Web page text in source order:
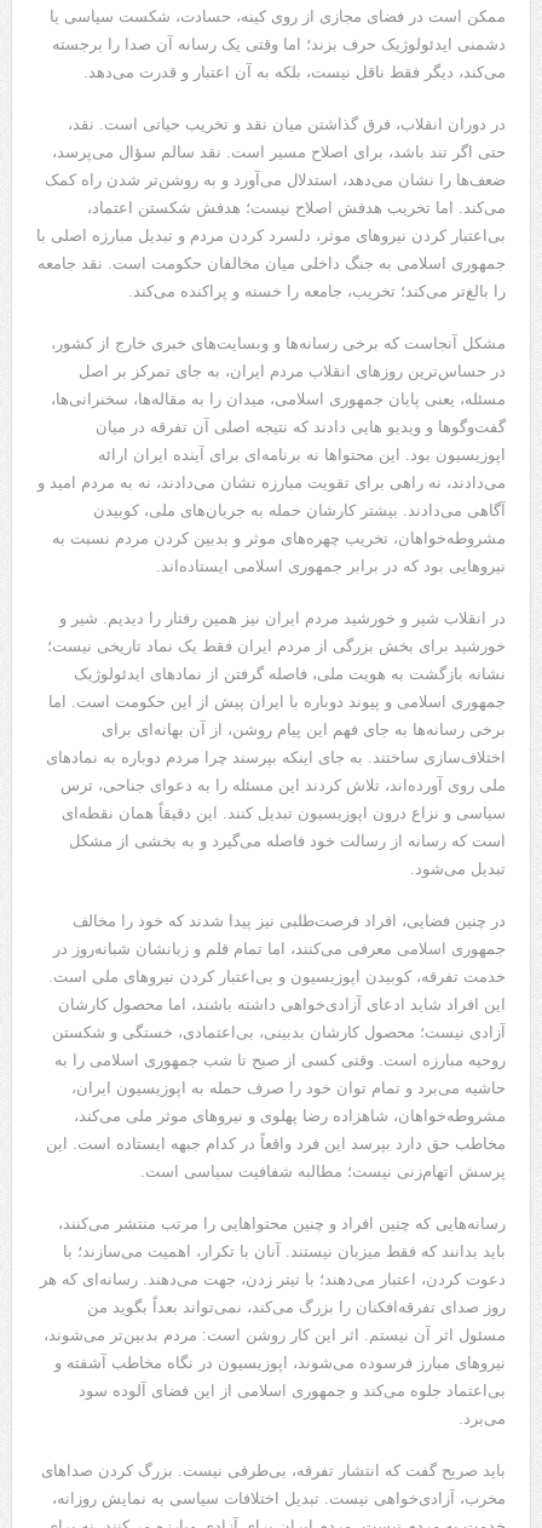
ممکن است در فضای مجازی از روی کینه، حسادت، شکست سیاسی یا
دشمنی ایدئولوژیک حرف بزند؛ اما وقتی یک رسانه آن صدا را برجسته
می‌کند، دیگر فقط ناقل نیست، بلکه به آن اعتبار و قدرت می‌دهد.
در دوران انقلاب، فرق گذاشتن میان نقد و تخریب حیاتی است. نقد،
حتی اگر تند باشد، برای اصلاح مسیر است. نقد سالم سؤال می‌پرسد،
ضعف‌ها را نشان می‌دهد، استدلال می‌آورد و به روشن‌تر شدن راه کمک
می‌کند. اما تخریب هدفش اصلاح نیست؛ هدفش شکستن اعتماد،
بی‌اعتبار کردن نیروهای موثر، دلسرد کردن مردم و تبدیل مبارزه اصلی با
جمهوری اسلامی به جنگ داخلی میان مخالفان حکومت است. نقد جامعه
را بالغ‌تر می‌کند؛ تخریب، جامعه را خسته و پراکنده می‌کند.
مشکل آنجاست که برخی رسانه‌ها و وبسایت‌های خبری خارج از کشور،
در حساس‌ترین روزهای انقلاب مردم ایران، به جای تمرکز بر اصل
مسئله، یعنی پایان جمهوری اسلامی، میدان را به مقاله‌ها، سخنرانی‌ها،
گفت‌وگوها و ویدیو هایی دادند که نتیجه اصلی آن تفرقه در میان
اپوزیسیون بود. این محتواها نه برنامه‌ای برای آینده ایران ارائه
می‌دادند، نه راهی برای تقویت مبارزه نشان می‌دادند، نه به مردم امید و
آگاهی می‌دادند. بیشتر کارشان حمله به جریان‌های ملی، کوبیدن
مشروطه‌خواهان، تخریب چهره‌های موثر و بدبین کردن مردم نسبت به
نیروهایی بود که در برابر جمهوری اسلامی ایستاده‌اند.
در انقلاب شیر و خورشید مردم ایران نیز همین رفتار را دیدیم. شیر و
خورشید برای بخش بزرگی از مردم ایران فقط یک نماد تاریخی نیست؛
نشانه بازگشت به هویت ملی، فاصله گرفتن از نمادهای ایدئولوژیک
جمهوری اسلامی و پیوند دوباره با ایران پیش از این حکومت است. اما
برخی رسانه‌ها به جای فهم این پیام روشن، از آن بهانه‌ای برای
اختلاف‌سازی ساختند. به جای اینکه بپرسند چرا مردم دوباره به نمادهای
ملی روی آورده‌اند، تلاش کردند این مسئله را به دعوای جناحی، ترس
سیاسی و نزاع درون اپوزیسیون تبدیل کنند. این دقیقاً همان نقطه‌ای
است که رسانه از رسالت خود فاصله می‌گیرد و به بخشی از مشکل
تبدیل می‌شود.
در چنین فضایی، افراد فرصت‌طلبی نیز پیدا شدند که خود را مخالف
جمهوری اسلامی معرفی می‌کنند، اما تمام قلم و زبانشان شبانه‌روز در
خدمت تفرقه، کوبیدن اپوزیسیون و بی‌اعتبار کردن نیروهای ملی است.
این افراد شاید ادعای آزادی‌خواهی داشته باشند، اما محصول کارشان
آزادی نیست؛ محصول کارشان بدبینی، بی‌اعتمادی، خستگی و شکستن
روحیه مبارزه است. وقتی کسی از صبح تا شب جمهوری اسلامی را به
حاشیه می‌برد و تمام توان خود را صرف حمله به اپوزیسیون ایران،
مشروطه‌خواهان، شاهزاده رضا پهلوی و نیروهای موثر ملی می‌کند،
مخاطب حق دارد بپرسد این فرد واقعاً در کدام جبهه ایستاده است. این
پرسش اتهام‌زنی نیست؛ مطالبه شفافیت سیاسی است.
رسانه‌هایی که چنین افراد و چنین محتواهایی را مرتب منتشر می‌کنند،
باید بدانند که فقط میزبان نیستند. آنان با تکرار، اهمیت می‌سازند؛ با
دعوت کردن، اعتبار می‌دهند؛ با تیتر زدن، جهت می‌دهند. رسانه‌ای که هر
روز صدای تفرقه‌افکنان را بزرگ می‌کند، نمی‌تواند بعداً بگوید من
مسئول اثر آن نیستم. اثر این کار روشن است: مردم بدبین‌تر می‌شوند،
نیروهای مبارز فرسوده می‌شوند، اپوزیسیون در نگاه مخاطب آشفته و
بی‌اعتماد جلوه می‌کند و جمهوری اسلامی از این فضای آلوده سود
می‌برد.
باید صریح گفت که انتشار تفرقه، بی‌طرفی نیست. بزرگ کردن صداهای
مخرب، آزادی‌خواهی نیست. تبدیل اختلافات سیاسی به نمایش روزانه،